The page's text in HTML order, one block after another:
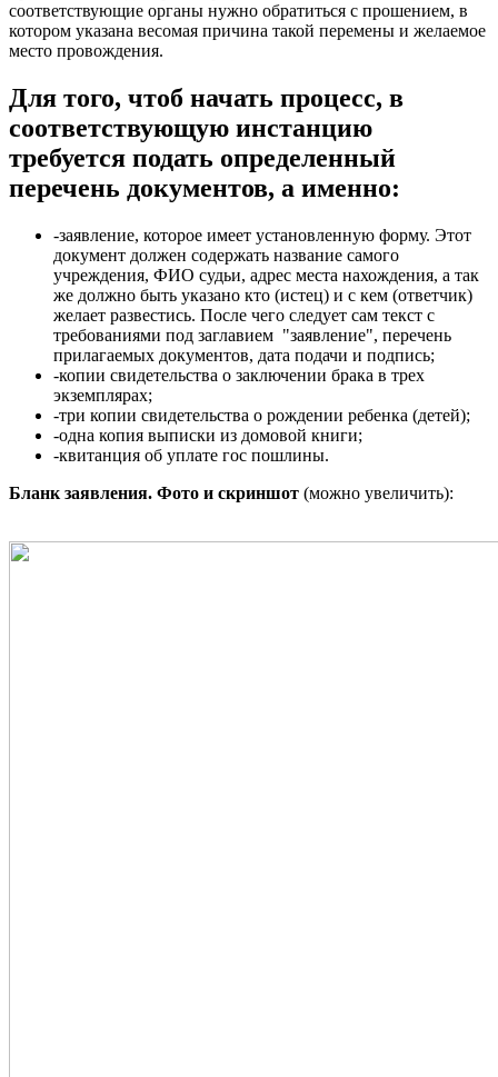
соответствующие органы нужно обратиться с прошением, в
котором указана весомая причина такой перемены и желаемое
место провождения.
Для того, чтоб начать процесс, в
соответствующую инстанцию
требуется подать определенный
перечень документов, а именно:
-заявление, которое имеет установленную форму. Этот
документ должен содержать название самого
учреждения, ФИО судьи, адрес места нахождения, а так
же должно быть указано кто (истец) и с кем (ответчик)
желает развестись. После чего следует сам текст с
требованиями под заглавием "заявление", перечень
прилагаемых документов, дата подачи и подпись;
-копии свидетельства о заключении брака в трех
экземплярах;
-три копии свидетельства о рождении ребенка (детей);
-одна копия выписки из домовой книги;
-квитанция об уплате гос пошлины.
Бланк заявления. Фото и скриншот (можно увеличить):